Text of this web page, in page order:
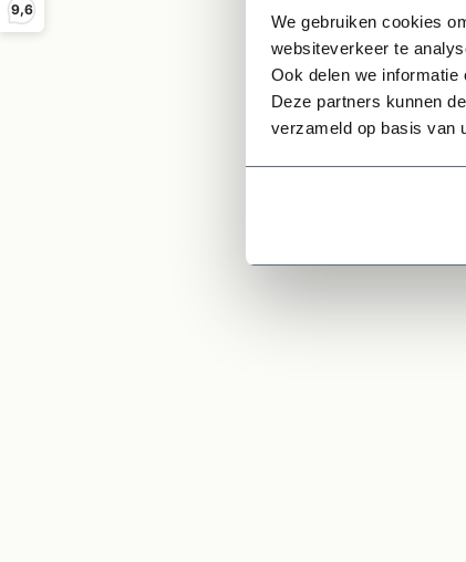
We gebruiken cookies
websiteverkeer te
Ook delen we
Deze partners kunnen
verzameld op basis van
9,6